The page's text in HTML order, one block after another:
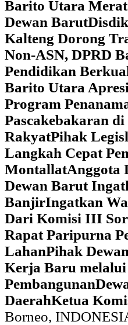
Barito Utara
Dewan Barut
Kalteng Dorong
Non-ASN, DPRD
Pendidikan
Barito Utara
Program
Pascakebakaran
RakyatPihak
Langkah Cepat
MontallatAnggota
Dewan Barut
BanjirIngatkan
Dari Komisi III
Rapat Paripurna
LahanPihak
Kerja Baru melalui
Pembangunan
DaerahKetua
Borneo,